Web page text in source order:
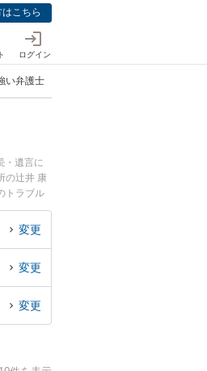
こちら
ログイン
い弁護士
・遺言に
の辻井 康
トラブル
草津市内
変更
変更
変更